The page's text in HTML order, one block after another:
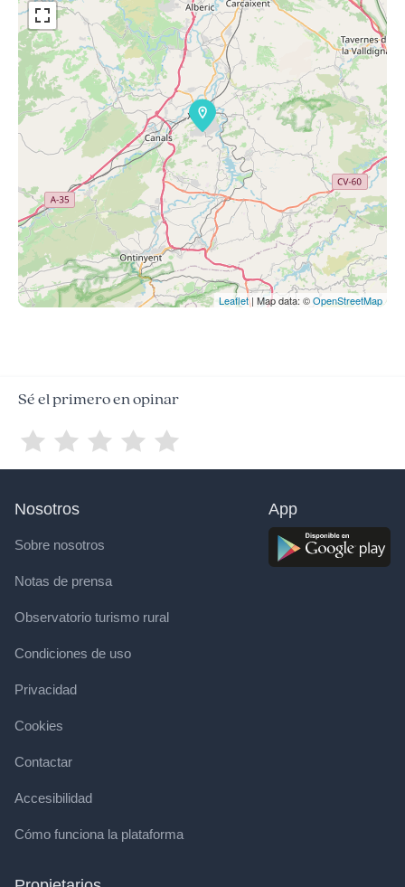
Leaflet| Map data: ©OpenStreetMap
Sé el primero en opinar
Nosotros
Sobre nosotros
Notas de prensa
Observatorio turismo rural
Condiciones de uso
Privacidad
Cookies
Contactar
Accesibilidad
Cómo funciona la plataforma
App